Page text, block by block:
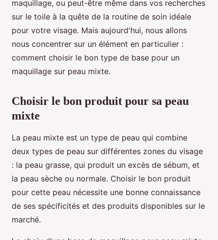
maquillage, ou peut-être même dans vos recherches
sur le toile à la quête de la routine de soin idéale
pour votre visage. Mais aujourd'hui, nous allons
nous concentrer sur un élément en particulier :
comment choisir le bon type de base pour un
maquillage sur peau mixte.
Choisir le bon produit pour sa peau
mixte
La peau mixte est un type de peau qui combine
deux types de peau sur différentes zones du visage
: la peau grasse, qui produit un excès de sébum, et
la peau sèche ou normale. Choisir le bon produit
pour cette peau nécessite une bonne connaissance
de ses spécificités et des produits disponibles sur le
marché.